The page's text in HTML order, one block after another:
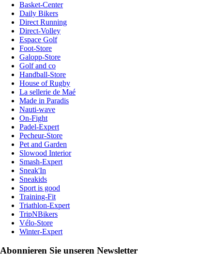
Basket-Center
Daily Bikers
Direct Running
Direct-Volley
Espace Golf
Foot-Store
Galopp-Store
Golf and co
Handball-Store
House of Rugby
La sellerie de Maé
Made in Paradis
Nauti-wave
On-Fight
Padel-Expert
Pecheur-Store
Pet and Garden
Slowood Interior
Smash-Expert
Sneak'In
Sneakids
Sport is good
Training-Fit
Triathlon-Expert
TripNBikers
Vélo-Store
Winter-Expert
Abonnieren Sie unseren Newsletter